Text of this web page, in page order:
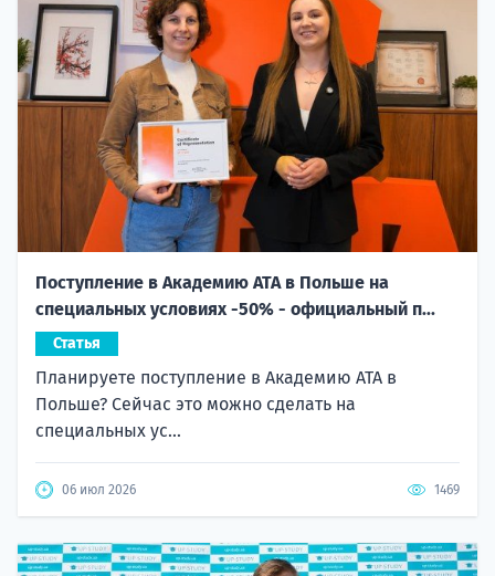
Поступление в Академию ATA в Польше на
специальных условиях -50% - официальный п...
Статья
Планируете поступление в Академию ATA в
Польше? Сейчас это можно сделать на
специальных ус...
06 июл 2026 1469